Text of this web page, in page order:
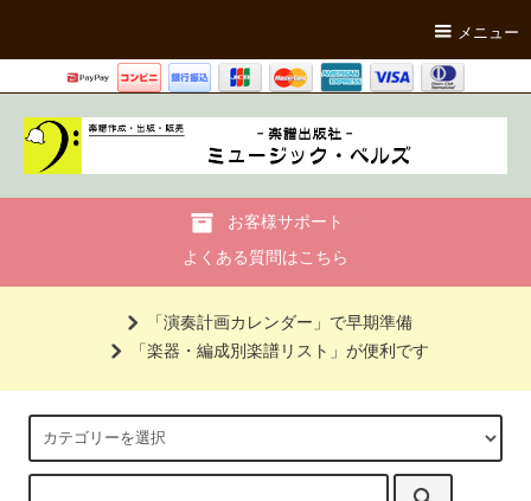
メニュー
お客様サポート
よくある質問はこちら
「演奏計画カレンダー」で早期準備
「楽器・編成別楽譜リスト」が便利です